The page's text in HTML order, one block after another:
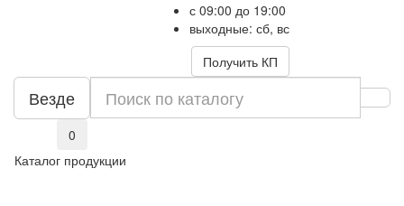
с 09:00 до 19:00
выходные: сб, вс
Получить КП
Везде
0
Каталог продукции